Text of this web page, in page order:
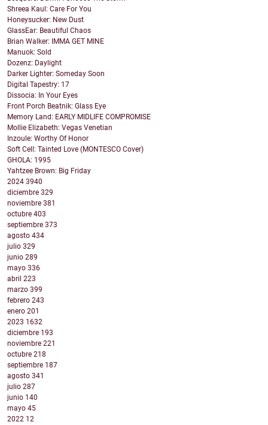
Shreea Kaul: Care For You
Honeysucker: New Dust
GlassEar: Beautiful Chaos
Brian Walker: IMMA GET MINE
Manuok: Sold
Dozenz: Daylight
Darker Lighter: Someday Soon
Digital Tapestry: 17
Dissocia: In Your Eyes
Front Porch Beatnik: Glass Eye
Memory Land: EARLY MIDLIFE COMPROMISE
Mollie Elizabeth: Vegas Venetian
Inzoule: Worthy Of Honor
Soft Cell: Tainted Love (MONTESCO Cover)
GHOLA: 1995
Yahtzee Brown: Big Friday
2024 3940
diciembre 329
noviembre 381
octubre 403
septiembre 373
agosto 434
julio 329
junio 289
mayo 336
abril 223
marzo 399
febrero 243
enero 201
2023 1632
diciembre 193
noviembre 221
octubre 218
septiembre 187
agosto 341
julio 287
junio 140
mayo 45
2022 12